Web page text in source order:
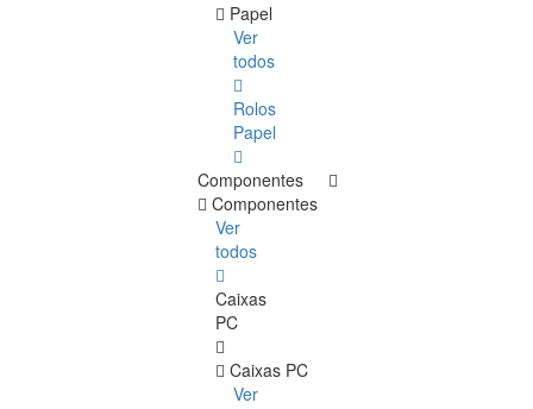
Papel
Ver
todos
Rolos
Papel
Componentes
Componentes
Ver
todos
Caixas
PC
Caixas PC
Ver